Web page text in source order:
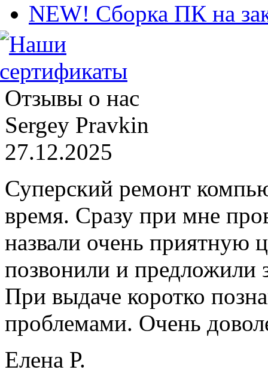
NEW! Сборка ПК на
Отзывы о нас
Sergey Pravkin
27.12.2025
Суперский ремонт
время. Сразу при мне
назвали очень приятную
позвонили и предложили
При выдаче коротко
проблемами. Очень
Елена Р.